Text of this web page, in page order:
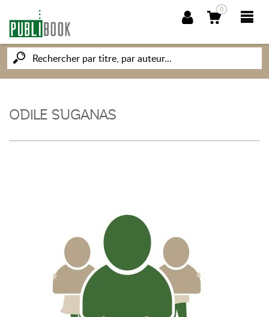
0
NOUVEAUTÉS
PUBLIBOOK
SOCIÉTÉ DES ÉCRIVAINS
ODILE SUGANAS